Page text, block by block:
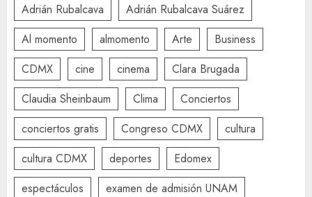
Adrián Rubalcava
Adrián Rubalcava Suárez
Al momento
almomento Arte
Business
CDMX
cine cinema
Clara Brugada
Claudia Sheinbaum
Clima
Conciertos
conciertos gratis
Congreso CDMX
cultura
cultura CDMX
deportes
Edomex
espectáculos
examen de admisión UNAM